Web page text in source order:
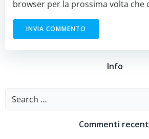
browser per la prossima volta che
Info
Search
Commenti